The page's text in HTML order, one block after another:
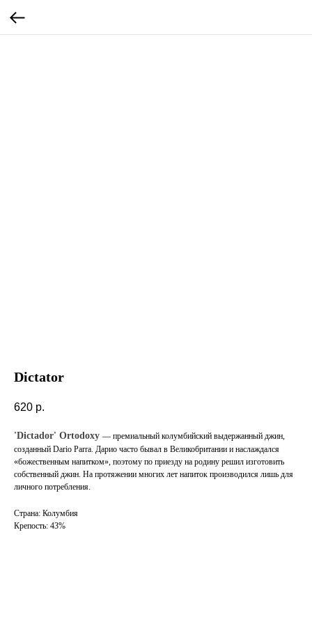
Dictator
620 р.
'Dictador' Ortodoxy — премиальный колумбийский выдержанный джин,
созданный Dario Parra. Дарио часто бывал в Великобритании и наслаждался
«божественным напитком», поэтому по приезду на родину решил изготовить
собственный джин. На протяжении многих лет напиток производился лишь для
личного потребления.
Страна: Колумбия
Крепость: 43%